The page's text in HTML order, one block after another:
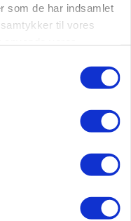
som de har indsamlet
til vores
Haves
03. aug.
03. aug.